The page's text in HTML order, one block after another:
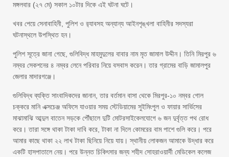
মঙ্গলবার (২৭ মে) সকাল ১০টার দিকে এই ঘটনা ঘটে।
খবর পেয়ে সেনাবাহিনী, পুলিশ ও র‍্যাবসহ অন্যান্য আইনশৃঙ্খলা বাহিনীর সদস্যরা
ঘটনাস্থলে উপস্থিত হন।
পুলিশ সূত্রে জানা গেছে, গুলিবিদ্ধ মাহমুদুলের বাবার নাম মৃত জামাল উদ্দীন। তিনি মিরপুর ৬
নম্বর সেকশনের ৪ নম্বর লেনে পরিবার নিয়ে বসবাস করেন। তার গ্রামের বাড়ি জামালপুর
জেলার মাদারগঞ্জে।
গুলিবিদ্ধ ব্যক্তি সাংবাদিকদের জানান, তার বর্তমান বাসা থেকে মিরপুর-১০ নম্বর গোল
চক্করে মানি এক্সচেঞ্জ অফিসে যাওয়ার সময় স্টেডিয়ামের সুইমিংপুল ও ফায়ার সার্ভিসের
মাঝামাঝি আব্দুল বাতেন সড়কে পৌঁছালে দুটি মোটরসাইকেলযোগে ৬ জন দুর্বৃত্ত পথ রোধ
করে। তারা সঙ্গে থাকা টাকা দাবি করে, টাকা না দিলে কোমরের বাম পাশে গুলি করে। পরে
আমার কাছে থাকা ২২ লাখ টাকা ছিনিয়ে নিয়ে যায়। স্থানীয় লোকজন আমাকে উদ্ধার করে
একটি হাসপাতালে নেয়। পরে উন্নত চিকিৎসার জন্য শহীদ সোহরাওয়ার্দী মেডিকেল কলেজ